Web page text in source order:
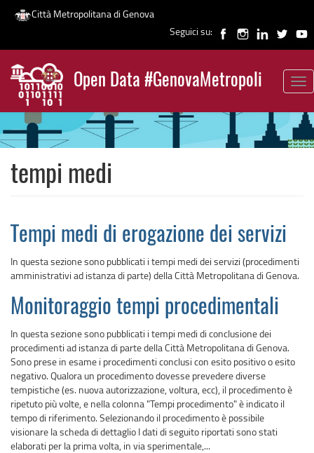
Salta
contenuto
principale
Città Metropolitana di Genova
Seguici su:
Open Data #GenovaMetropoli
News
tempi medi
Tempi medi di erogazione dei servizi
In questa sezione sono pubblicati i tempi medi dei servizi (procedimenti
amministrativi ad istanza di parte) della Città Metropolitana di Genova.
Monitoraggio tempi procedimentali
In questa sezione sono pubblicati i tempi medi di conclusione dei
procedimenti ad istanza di parte della Città Metropolitana di Genova.
Sono prese in esame i procedimenti conclusi con esito positivo o esito
negativo. Qualora un procedimento dovesse prevedere diverse
tempistiche (es. nuova autorizzazione, voltura, ecc), il procedimento è
ripetuto più volte, e nella colonna "Tempi procedimento" è indicato il
tempo di riferimento. Selezionando il procedimento è possibile
visionare la scheda di dettaglio I dati di seguito riportati sono stati
elaborati per la prima volta, in via sperimentale,...